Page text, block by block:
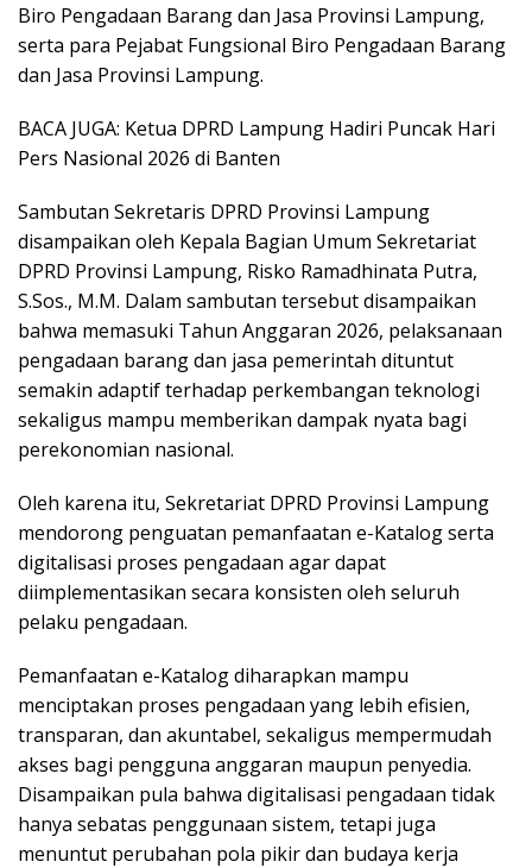
Biro Pengadaan Barang dan Jasa Provinsi Lampung,
serta para Pejabat Fungsional Biro Pengadaan Barang
dan Jasa Provinsi Lampung.
BACA JUGA: Ketua DPRD Lampung Hadiri Puncak Hari
Pers Nasional 2026 di Banten
Sambutan Sekretaris DPRD Provinsi Lampung
disampaikan oleh Kepala Bagian Umum Sekretariat
DPRD Provinsi Lampung, Risko Ramadhinata Putra,
S.Sos., M.M. Dalam sambutan tersebut disampaikan
bahwa memasuki Tahun Anggaran 2026, pelaksanaan
pengadaan barang dan jasa pemerintah dituntut
semakin adaptif terhadap perkembangan teknologi
sekaligus mampu memberikan dampak nyata bagi
perekonomian nasional.
Oleh karena itu, Sekretariat DPRD Provinsi Lampung
mendorong penguatan pemanfaatan e-Katalog serta
digitalisasi proses pengadaan agar dapat
diimplementasikan secara konsisten oleh seluruh
pelaku pengadaan.
Pemanfaatan e-Katalog diharapkan mampu
menciptakan proses pengadaan yang lebih efisien,
transparan, dan akuntabel, sekaligus mempermudah
akses bagi pengguna anggaran maupun penyedia.
Disampaikan pula bahwa digitalisasi pengadaan tidak
hanya sebatas penggunaan sistem, tetapi juga
menuntut perubahan pola pikir dan budaya kerja